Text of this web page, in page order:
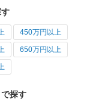
450万円以上
650万円以上
探す